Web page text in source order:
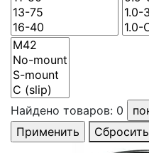
Найдено товаров: 0
Сбросить